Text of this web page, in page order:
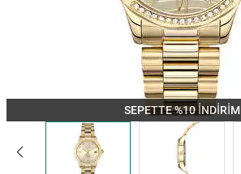
SEPETTE %10 İNDİRİM